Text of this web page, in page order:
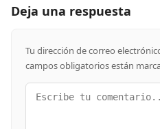
Deja una respuesta
Tu dirección de correo
campos obligatorios están